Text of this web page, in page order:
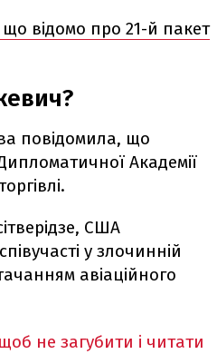
що відомо про 21-й пакет
повідомила, що
Академії
США
у злочинній
авіаційного
не загубити і читати